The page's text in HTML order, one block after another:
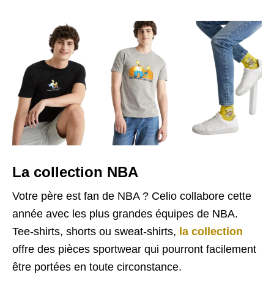
La collection NBA
Votre père est fan de NBA ? Celio collabore cette
année avec les plus grandes équipes de NBA.
Tee-shirts, shorts ou sweat-shirts, la collection
offre des pièces sportwear qui pourront facilement
être portées en toute circonstance.